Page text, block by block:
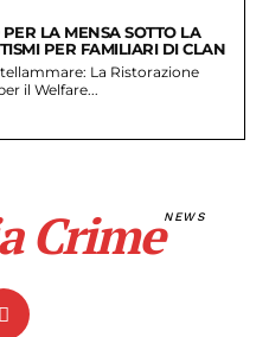
LA MENSA SOTTO LA
PER FAMILIARI DI CLAN
La Ristorazione
il Welfare...
CrimeNEWS